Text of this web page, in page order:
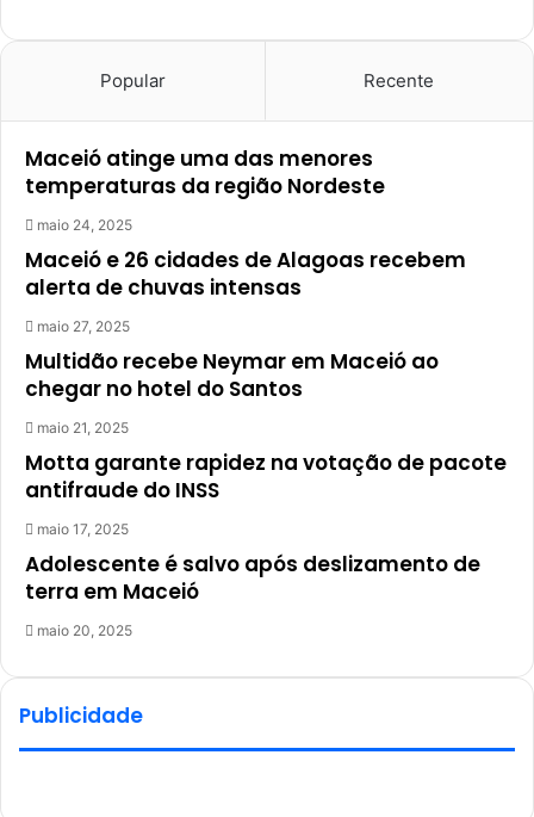
Popular Recente
Maceió atinge uma das menores
temperaturas da região Nordeste
maio 24, 2025
Maceió e 26 cidades de Alagoas recebem
alerta de chuvas intensas
maio 27, 2025
Multidão recebe Neymar em Maceió ao
chegar no hotel do Santos
maio 21, 2025
Motta garante rapidez na votação de pacote
antifraude do INSS
maio 17, 2025
Adolescente é salvo após deslizamento de
terra em Maceió
maio 20, 2025
Publicidade